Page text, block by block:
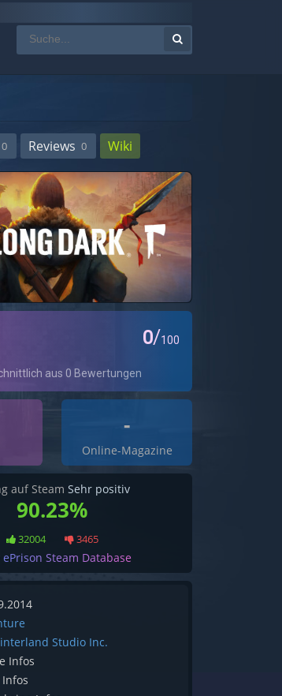
0 Reviews 0 Wiki
-
Online-Magazine
auf Steam Sehr positiv
90.23%
32004 3465
Steam Database
Studio Inc.
Infos